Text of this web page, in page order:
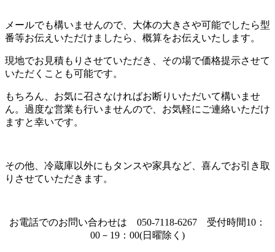
メールでも構いませんので、大体の大きさや可能でしたら型
番等お伝えいただけましたら、概算をお伝えいたします。
現地でお見積もりさせていただき、その場で価格提示させて
いただくことも可能です。
もちろん、お気に召さなければお断りいただいて構いませ
ん。過度な営業も行いませんので、お気軽にご連絡いただけ
ますと幸いです。
その他、冷蔵庫以外にもタンスや家具など、喜んでお引き取
りさせていただきます。
お電話でのお問い合わせは 050-7118-6267 受付時間10：
00－19：00(日曜除く)